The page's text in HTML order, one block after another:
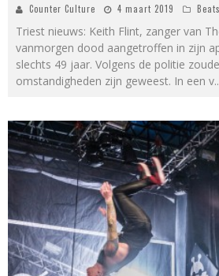
Counter Culture 4 maart 2019 Beats
Triest nieuws: Keith Flint, zanger van
vanmorgen dood aangetroffen in zijn
slechts 49 jaar. Volgens de politie
omstandigheden zijn geweest. In een v